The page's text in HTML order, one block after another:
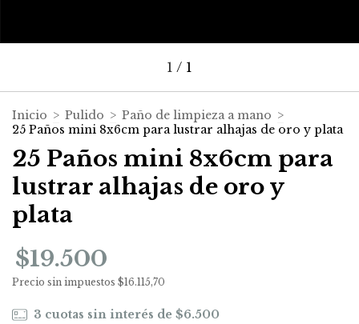
1 / 1
Inicio > Pulido > Paño de limpieza a mano >
25 Paños mini 8x6cm para lustrar alhajas de oro y plata
25 Paños mini 8x6cm para
lustrar alhajas de oro y
plata
$19.500
Precio sin impuestos $16.115,70
3 cuotas sin interés de $6.500